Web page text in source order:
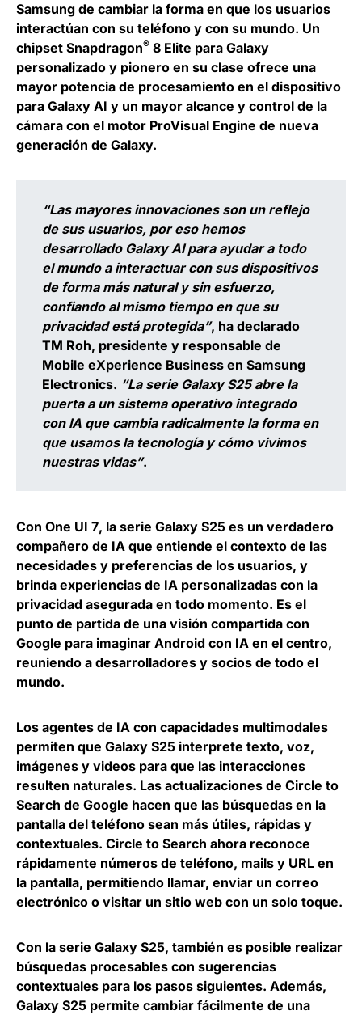
Samsung de cambiar la forma en que los usuarios
interactúan con su teléfono y con su mundo. Un
chipset Snapdragon® 8 Elite para Galaxy
personalizado y pionero en su clase ofrece una
mayor potencia de procesamiento en el dispositivo
para Galaxy AI y un mayor alcance y control de la
cámara con el motor ProVisual Engine de nueva
generación de Galaxy.
“Las mayores innovaciones son un reflejo
de sus usuarios, por eso hemos
desarrollado Galaxy AI para ayudar a todo
el mundo a interactuar con sus dispositivos
de forma más natural y sin esfuerzo,
confiando al mismo tiempo en que su
privacidad está protegida”, ha declarado
TM Roh, presidente y responsable de
Mobile eXperience Business en Samsung
Electronics. “La serie Galaxy S25 abre la
puerta a un sistema operativo integrado
con IA que cambia radicalmente la forma en
que usamos la tecnología y cómo vivimos
nuestras vidas”.
Con One UI 7, la serie Galaxy S25 es un verdadero
compañero de IA que entiende el contexto de las
necesidades y preferencias de los usuarios, y
brinda experiencias de IA personalizadas con la
privacidad asegurada en todo momento. Es el
punto de partida de una visión compartida con
Google para imaginar Android con IA en el centro,
reuniendo a desarrolladores y socios de todo el
mundo.
Los agentes de IA con capacidades multimodales
permiten que Galaxy S25 interprete texto, voz,
imágenes y videos para que las interacciones
resulten naturales. Las actualizaciones de Circle to
Search de Google hacen que las búsquedas en la
pantalla del teléfono sean más útiles, rápidas y
contextuales. Circle to Search ahora reconoce
rápidamente números de teléfono, mails y URL en
la pantalla, permitiendo llamar, enviar un correo
electrónico o visitar un sitio web con un solo toque.
Con la serie Galaxy S25, también es posible realizar
búsquedas procesables con sugerencias
contextuales para los pasos siguientes. Además,
Galaxy S25 permite cambiar fácilmente de una